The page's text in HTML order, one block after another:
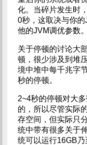
化。当碎片发生时
0秒，这取决与你
他的JVM调优参数。
关于停顿的讨论大
顿，很少涉及到堆
境中堆中每千兆字
秒的停顿。
2~4秒的停顿对大
的，所以尽管实际
存空间，但实际只
统中带有很多关于
统可以运行16GB